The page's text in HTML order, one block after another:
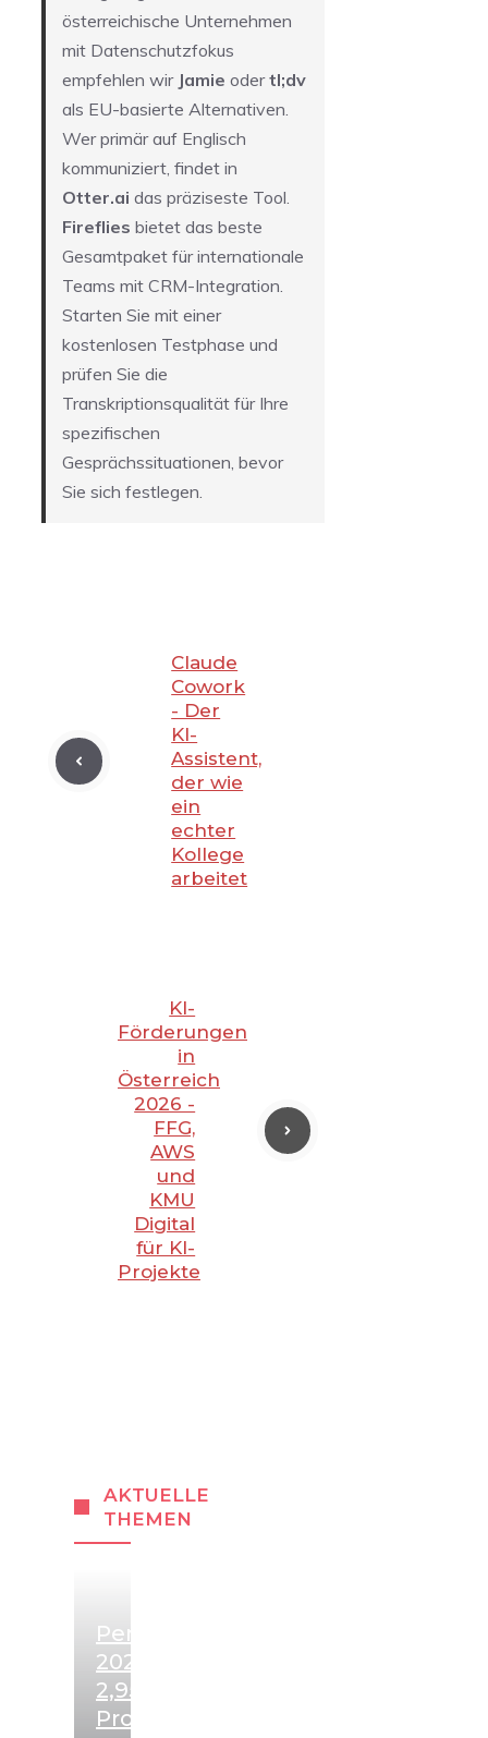
österreichische Unternehmen
mit Datenschutzfokus
empfehlen wir Jamie odertl;dv
als EU-basierte Alternativen.
Wer primär auf Englisch
kommuniziert, findet in
Otter.ai das präziseste Tool.
Fireflies bietet das beste
Gesamtpaket für internationale
Teams mit CRM-Integration.
Starten Sie mit einer
kostenlosen Testphase und
prüfen Sie die
Transkriptionsqualität für Ihre
spezifischen
Gesprächssituationen, bevor
Sie sich festlegen.
Claude
Cowork
- Der
KI-
Assistent,
der wie
ein
echter
Kollege
arbeitet
KI-
Förderungen
in
Österreich
2026 -
FFG,
AWS
und
KMU
Digital
für KI-
Projekte
AKTUELLE
THEMEN
Pensionserhöhung
2027:
2,95
Prozent